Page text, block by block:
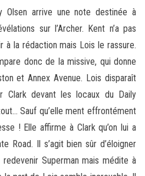
Olsen arrive une note destinée à
sur l’Archer. Kent n’a pas
la rédaction mais Lois le rassure.
donc de la missive, qui donne
et Annex Avenue. Lois disparaît
Clark devant les locaux du Daily
Sauf qu’elle ment effrontément
! Elle affirme à Clark qu’on lui a
Road. Il s’agit bien sûr d’éloigner
redevenir Superman mais médite à